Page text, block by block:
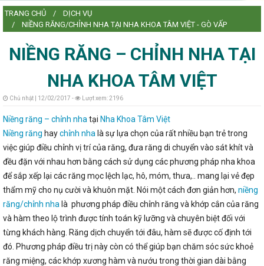
TRANG CHỦ
DỊCH VỤ
NIỀNG RĂNG/CHỈNH NHA TẠI NHA KHOA TÂM VIỆT - GÒ VẤP
NIỀNG RĂNG – CHỈNH NHA TẠI
NHA KHOA TÂM VIỆT
Chủ nhật | 12/02/2017 - Lượt xem: 2196
Niềng răng – chỉnh nha tại Nha Khoa Tâm Việt
Niềng răng haychỉnh nha là sự lựa chọn của rất nhiều bạn trẻ trong
việc giúp điều chỉnh vị trí của răng, đưa răng di chuyển vào sát khít và
đều đặn với nhau hơn bằng cách sử dụng các phương pháp nha khoa
để sắp xếp lại các răng mọc lệch lạc, hô, móm, thưa,.. mang lại vẻ đẹp
thẩm mỹ cho nụ cười và khuôn mặt. Nói một cách đơn giản hơn, niềng
răng/chỉnh nha là phương pháp điều chỉnh răng và khớp cắn của răng
và hàm theo lộ trình được tính toán kỹ lưỡng và chuyên biệt đối với
từng khách hàng. Răng dịch chuyển tới đâu, hàm sẽ được cố định tới
đó. Phương pháp điều trị này còn có thể giúp bạn chăm sóc sức khoẻ
răng miệng, các khớp xương hàm và nướu trong thời gian dài bằng